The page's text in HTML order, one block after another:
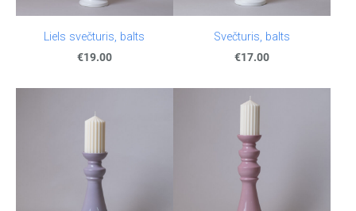
Liels svečturis, balts
€19.00
Svečturis, balts
€17.00